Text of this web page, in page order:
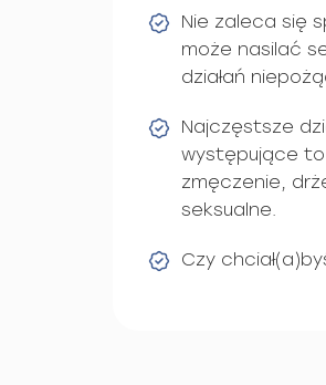
Nie zaleca się
może nasilać
działań
Najczęstsze
występujące
zmęczenie,
seksualne.
Czy